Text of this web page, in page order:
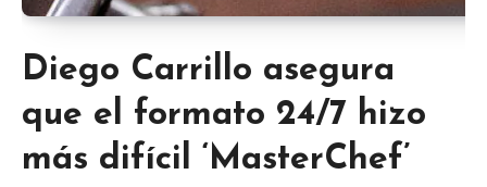
Diego Carrillo asegura
que el formato 24/7 hizo
más difícil ‘MasterChef’